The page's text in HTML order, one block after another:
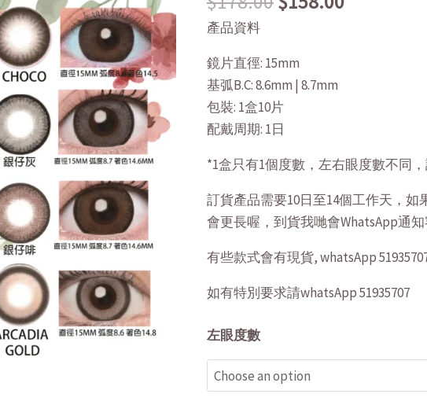
產品資料
鏡片直徑: 15mm
基弧B.C: 8.6mm | 8.7mm
包裝: 1盒10片
配戴周期: 1日
*1盒只有1個度數，左右眼度數不同，
訂貨產品需要10日至14個工作天，如
會更長喔，到貨我哋會WhatsApp通
有些款式會有現貨, whatsApp
如有特別要求請whatsApp 51935707
左眼度數
LOVEIL
TEAMO
10
片
15mm
quantity